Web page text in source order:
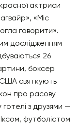
актриси
«Міс
говорити».
дослідженням
26
боксер
США святкують
про расову
з друзями —
футболістом